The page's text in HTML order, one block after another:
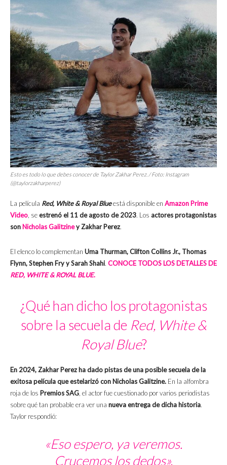
Esto es todo lo que debes conocer de Taylor Zakhar Perez. / Foto: Instagram
(@taylorzakharperez)
La película Red, White & Royal Blueestá disponible en Amazon Prime
Video, seestrenóel 11 de agosto de 2023. Los actores protagonistas
son Nicholas Galitziney Zakhar Perez.
El elenco lo complementan Uma Thurman, Clifton Collins Jr., Thomas
Flynn, Stephen Fry y Sarah Shahi. CONOCE TODOS LOS DETALLES DE
RED, WHITE & ROYAL BLUE.
¿Qué han dicho los protagonistas
sobre la secuela de Red, White &
Royal Blue?
En 2024, Zakhar Perez ha dado pistas de una posible secuela de la
exitosa película que estelarizó con Nicholas Galitzine. En la alfombra
roja de los Premios SAG, el actor fue cuestionado por varios periodistas
sobre qué tan probable era ver una nueva entrega de dicha historia.
Taylor respondió:
«Eso espero, ya veremos.
Crucemos los dedos».